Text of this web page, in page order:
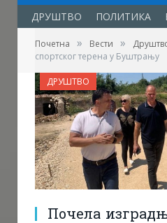
ДРУШТВО ПОЛИТИКА
Почетна » Вести »
спортског терена у Буштрању
Почела
ДРУШТВО